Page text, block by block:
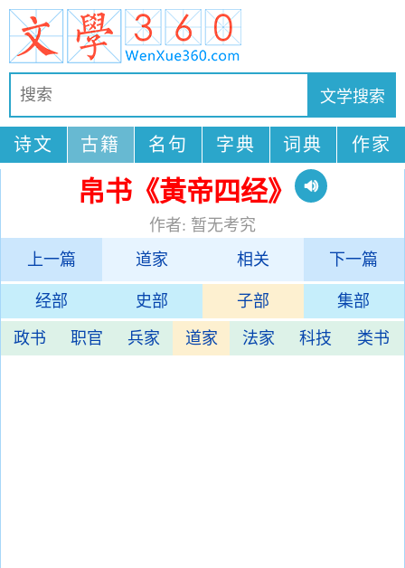
诗文 古籍 名句 字典 词典 作家
帛书《黃帝四经》
作者: 暂无考究
上一篇
道家 相关 下一篇
经部 史部 子部 集部
政书 职官 兵家 道家 法家 科技 类书